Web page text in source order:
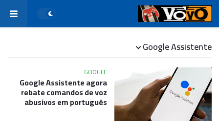
Google Assistente
GOOGLE
Google Assistente agora
rebate comandos de voz
abusivos em português